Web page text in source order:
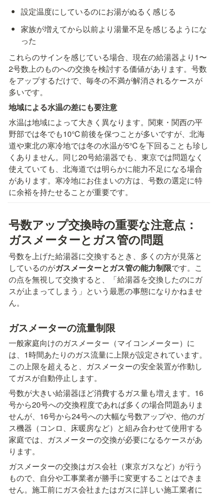
設定温度にしているのにお湯がぬるく感じる
家族が増えてから以前より湯量不足を感じるようにな
った
これらのサインを感じている場合、現在の給湯器より1〜
2号数上のものへの交換を検討する価値があります。号数
をアップするだけで、毎冬の不満が解消されるケースが
多いです。
地域による水温の差にも要注意
水温は地域によって大きく異なります。関東・関西の平
野部では冬でも10℃前後を保つことが多いですが、北海
道や東北の寒冷地では冬の水温が5℃を下回ることも珍し
くありません。同じ20号給湯器でも、東京では問題なく
使えていても、北海道では明らかに能力不足になる場合
があります。寒冷地にお住まいの方は、号数の選定に特
に余裕を持たせることが重要です。
号数アップ交換時の重要な注意点：
ガスメーターとガス管の問題
号数を上げた給湯器に交換するとき、多くの方が見落と
しているのがガスメーターとガス管の能力制限です。こ
の点を無視して交換すると、「給湯器を交換したのにガ
スが止まってしまう」という最悪の事態になりかねませ
ん。
ガスメーターの流量制限
一般家庭向けのガスメーター（マイコンメーター）に
は、1時間あたりのガス流量に上限が設定されています。
この上限を超えると、ガスメーターの安全装置が作動し
てガスが自動停止します。
号数が大きい給湯器ほど消費するガス量も増えます。16
号から20号への交換程度であれば多くの場合問題ありま
せんが、16号から24号への大幅な号数アップや、他のガ
ス機器（コンロ、床暖房など）と組み合わせて使用する
家庭では、ガスメーターの交換が必要になるケースがあ
ります。
ガスメーターの交換はガス会社（東京ガスなど）が行う
もので、自分や工事業者が勝手に変更することはできま
せん。施工前にガス会社またはガスに詳しい施工業者に